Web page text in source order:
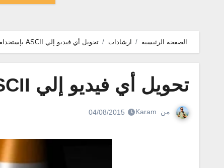
الصفحة الرئيسية ارشادات تحويل أي فيديو إلي ASCII بإستخدام VLC ميديا بلاير
تحويل أي فيديو إلي ASCII بإستخدام VLC ميديا بلاير
من Karam
04/08/2015